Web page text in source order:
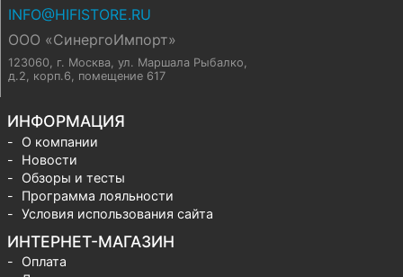
INFO@HIFISTORE.RU
ООО «СинергоИмпорт»
123060, г. Москва, ул. Маршала Рыбалко,
д.2, корп.6, помещение 617
ИНФОРМАЦИЯ
О компании
Новости
Обзоры и тесты
Программа лояльности
Условия использования сайта
ИНТЕРНЕТ-МАГАЗИН
Оплата